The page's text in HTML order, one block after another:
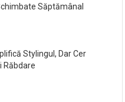
Săptămânal
Stylingul, Dar Cer
Răbdare